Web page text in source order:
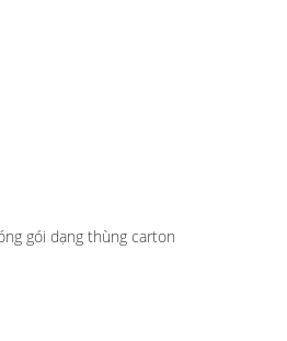
gói dạng thùng carton